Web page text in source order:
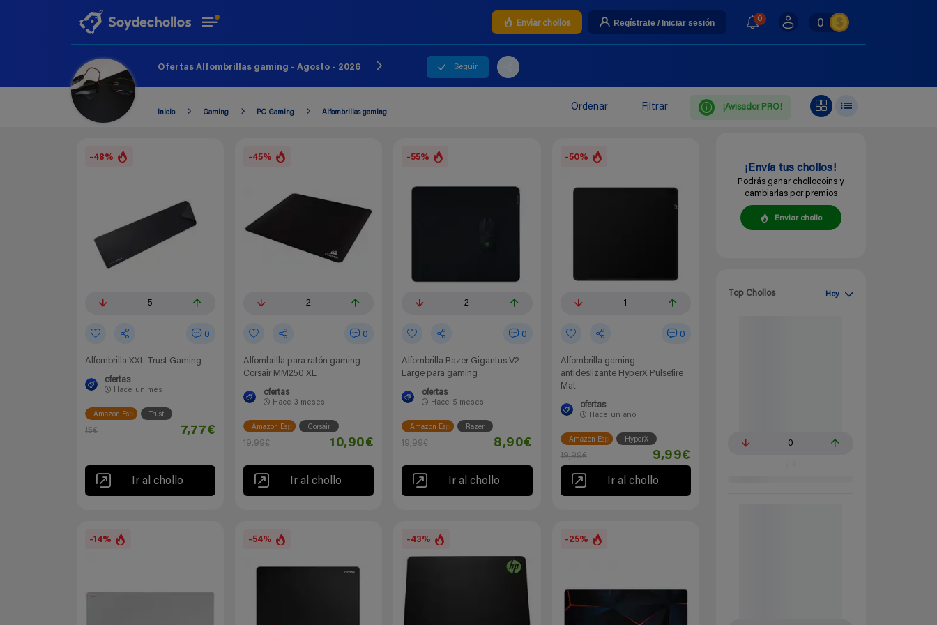
Enviar chollos Regístrate / Iniciar sesión 0 0
Ofertas Alfombrillas gaming - Agosto - 2026 Seguir
Inicio Gaming PC Gaming Alfombrillas gaming Ordenar Filtrar ¡Avisador PRO!
-48%
5
0
Alfombrilla XXL Trust Gaming
ofertas
Hace un mes
Amazon España Trust
15€ 7,77€
Ir al chollo
-45%
2
0
Alfombrilla para ratón gaming
Corsair MM250 XL
ofertas
Hace 3 meses
Amazon España Corsair
19,99€ 10,90€
Ir al chollo
-55%
2
0
Alfombrilla Razer Gigantus V2
Large para gaming
ofertas
Hace 5 meses
Amazon España Razer
19,99€ 8,90€
Ir al chollo
-50%
1
0
Alfombrilla gaming
antideslizante HyperX Pulsefire
Mat
ofertas
Hace un año
Amazon España HyperX
19,99€ 9,99€
Ir al chollo
-14% -54% -43% -25%
¡Envía tus chollos!
Podrás ganar chollocoins y
cambiarlas por premios
Enviar chollo
Top Chollos Hoy
0